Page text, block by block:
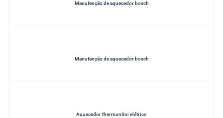
Manutenção de aquecedor bosch
Manutenção de aquecedor bosch
Aquecedor thermontini elétrico